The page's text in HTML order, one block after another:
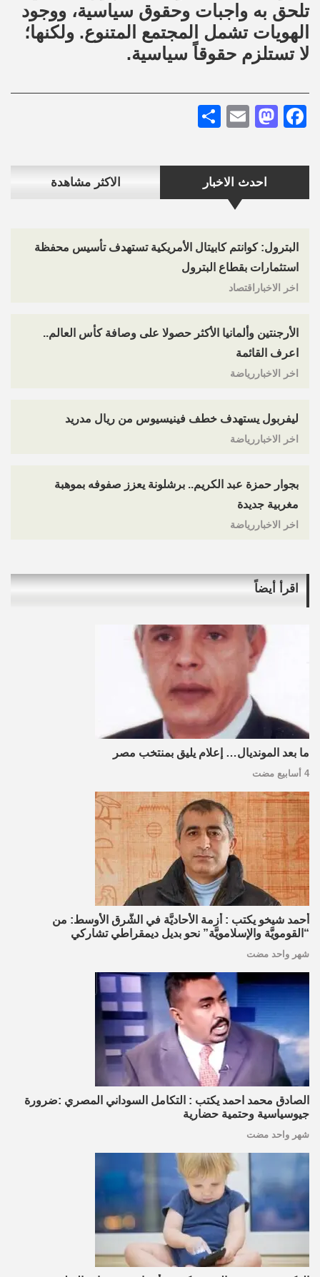
احدث الاخبار الاكثر مشاهدة
البترول: كوانتم كابيتال الأمريكية تستهدف تأسيس محفظة
استثمارات بقطاع البترول
اخر الاخباراقتصاد
الأرجنتين وألمانيا الأكثر حصولا على وصافة كأس العالم..
اعرف القائمة
اخر الاخباررياضة
ليفربول يستهدف خطف فينيسيوس من ريال مدريد
اخر الاخباررياضة
بجوار حمزة عبد الكريم.. برشلونة يعزز صفوفه بموهبة
مغربية جديدة
اخر الاخباررياضة
تلحق به واجبات وحقوق سياسية، ووجود
الهويات تشمل المجتمع المتنوع. ولكنها؛
لا تستلزم حقوقاً سياسية.
Facebook
Mastodon
Email
اقرأ أيضاً
ما بعد المونديال… إعلام يليق بمنتخب مصر
4 أسابيع مضت
أحمد شيخو يكتب : أزمة الأحاديَّة في الشَّرق الأوسط: من
“القومويَّة والإسلامويَّة” نحو بديل ديمقراطي تشاركي
شهر واحد مضت
الصادق محمد احمد يكتب : التكامل السوداني المصري :ضرورة
جيوسياسية وحتمية حضارية
شهر واحد مضت